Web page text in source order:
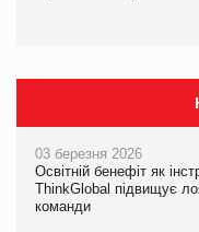
03 березня 2026
Освітній бенефіт як
ThinkGlobal підвищує
команди